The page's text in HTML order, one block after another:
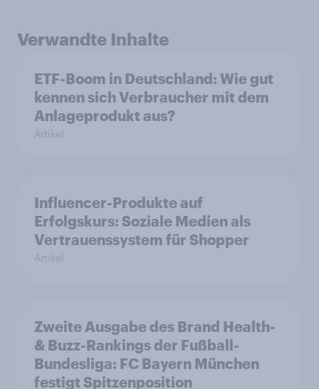
Verwandte Inhalte
ETF-Boom in Deutschland: Wie gut
kennen sich Verbraucher mit dem
Anlageprodukt aus?
Artikel
Influencer-Produkte auf
Erfolgskurs: Soziale Medien als
Vertrauenssystem für Shopper
Artikel
Zweite Ausgabe des Brand Health-
& Buzz-Rankings der Fußball-
Bundesliga: FC Bayern München
festigt Spitzenposition